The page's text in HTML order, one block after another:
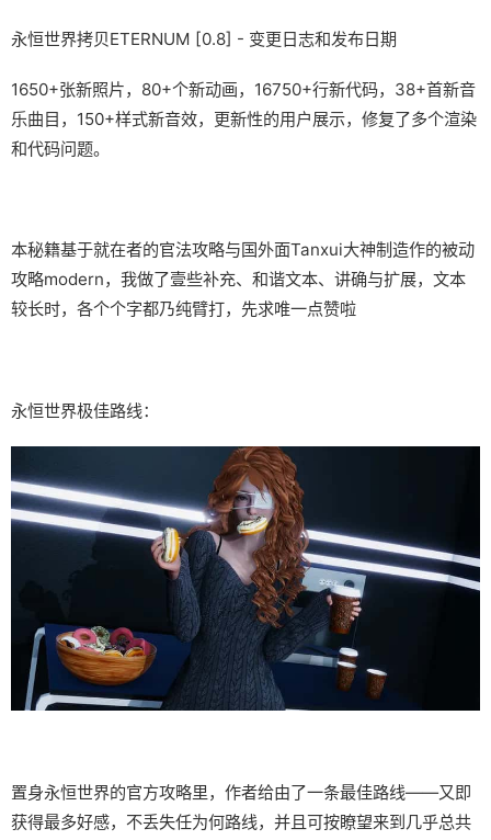
永恒世界拷贝ETERNUM [0.8] - 变更日志和发布日期
1650+张新照片，80+个新动画，16750+行新代码，38+首新音
乐曲目，150+样式新音效，更新性的用户展示，修复了多个渲染
和代码问题。
本秘籍基于就在者的官法攻略与国外面Tanxui大神制造作的被动
攻略modern，我做了壹些补充、和谐文本、讲确与扩展，文本
较长时，各个个字都乃纯臂打，先求唯一点赞啦
永恒世界极佳路线：
置身永恒世界的官方攻略里，作者给由了一条最佳路线——又即
获得最多好感，不丢失任为何路线，并且可按瞭望来到几乎总共